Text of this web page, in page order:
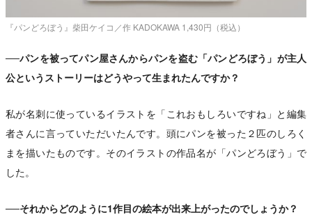
『パンどろぼう』柴田ケイコ／作 KADOKAWA 1,430円（税込）
──パンを被ってパン屋さんからパンを盗む「パンどろぼう」が主人
公というストーリーはどうやって生まれたんですか？
私が名刺に使っているイラストを「これおもしろいですね」と編集
者さんに言っていただいたんです。頭にパンを被った２匹のしろく
まを描いたものです。そのイラストの作品名が「パンどろぼう」で
した。
──それからどのように1作目の絵本が出来上がったのでしょうか？